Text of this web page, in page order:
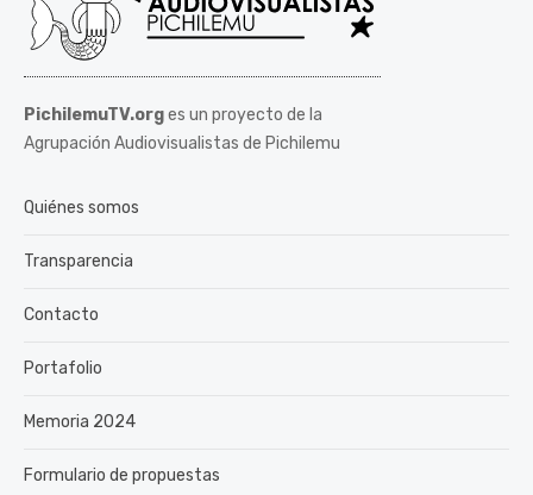
PichilemuTV.orges un proyecto de la
Agrupación Audiovisualistas de Pichilemu
Quiénes somos
Transparencia
Contacto
Portafolio
Memoria 2024
Formulario de propuestas